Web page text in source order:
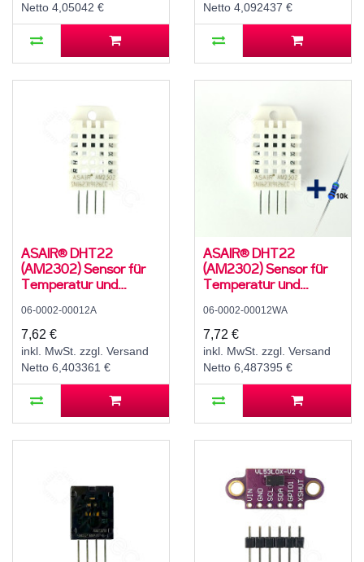
Netto 4,05042 €
Netto 4,092437 €
ASAIR® DHT22
(AM2302) Sensor für
Temperatur und
0..99,9 ± 2 % rH,
-40..80 ± 1 °C
06-0002-00012A
7,62 €
inkl. MwSt. zzgl. Versand
Netto 6,403361 €
ASAIR® DHT22
(AM2302) Sensor für
Temperatur und
0..99,9 ± 2 % rH,
-40..80 ± 1 °C, mit 10K
Widerstand und
Anleitung
06-0002-00012WA
7,72 €
inkl. MwSt. zzgl. Versand
Netto 6,487395 €